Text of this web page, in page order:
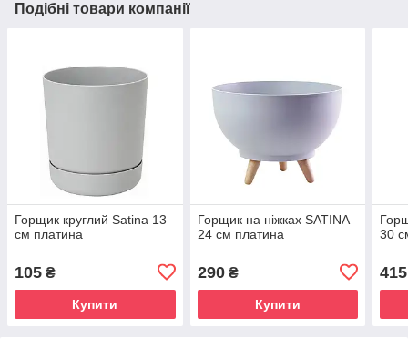
Подібні товари компанії
Горщик круглий Satina 13
см платина
105 ₴
Купити
Горщик на ніжках SATINA
24 см платина
290₴
Купити
30
415